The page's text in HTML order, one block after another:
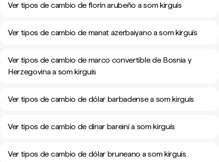
Ver tipos de cambio de florín arubeño a som kirguís
Ver tipos de cambio de manat azerbaiyano a som kirguís
Ver tipos de cambio de marco convertible de Bosnia y
Herzegovina a som kirguís
Ver tipos de cambio de dólar barbadense a som kirguís
Ver tipos de cambio de dinar bareiní a som kirguís
Ver tipos de cambio de dólar bruneano a som kirguís